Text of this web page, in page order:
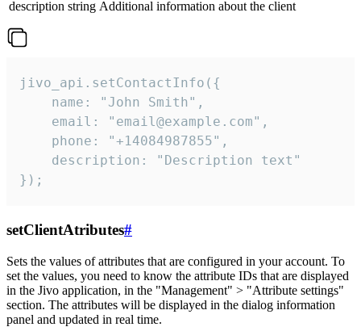
description string Additional information about the client
jivo_api.setContactInfo({
    name: "John Smith",
    email: "email@example.com",
    phone: "+14084987855",
    description: "Description text"
});
setClientAtributes#
Sets the values ​​of attributes that are configured in your account. To
set the values, you need to know the attribute IDs that are displayed
in the Jivo application, in the "Management" > "Attribute settings"
section. The attributes will be displayed in the dialog information
panel and updated in real time.